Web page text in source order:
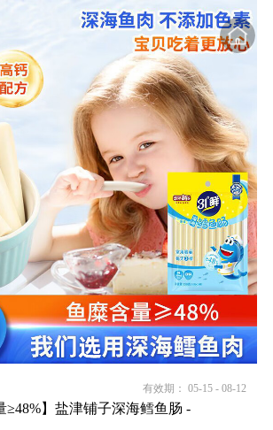
有效期： 05-15 - 08-12
≥48%】盐津铺子深海鳕鱼肠 -